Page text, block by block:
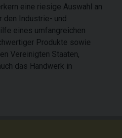
eine riesige Auswahl an
den Industrie- und
eines umfangreichen
Produkte sowie
Vereinigten Staaten,
das Handwerk in